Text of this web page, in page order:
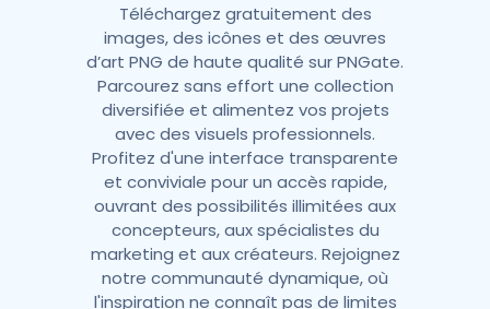
Téléchargez gratuitement des
images, des icônes et des œuvres
d’art PNG de haute qualité sur PNGate.
Parcourez sans effort une collection
diversifiée et alimentez vos projets
avec des visuels professionnels.
Profitez d'une interface transparente
et conviviale pour un accès rapide,
ouvrant des possibilités illimitées aux
concepteurs, aux spécialistes du
marketing et aux créateurs. Rejoignez
notre communauté dynamique, où
l'inspiration ne connaît pas de limites